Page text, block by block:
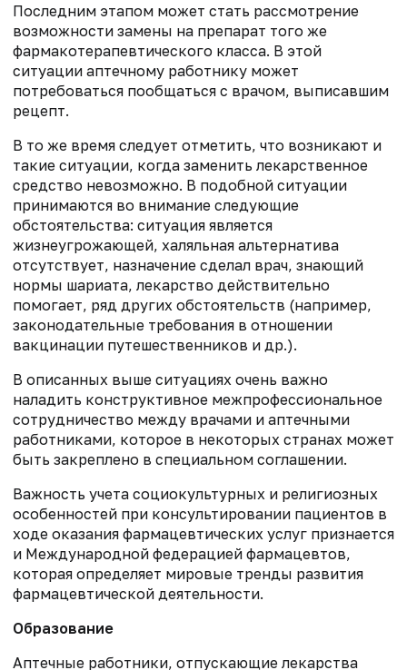
Последним этапом может стать рассмотрение
возможности замены на препарат того же
фармакотерапевтического класса. В этой
ситуации аптечному работнику может
потребоваться пообщаться с врачом, выписавшим
рецепт.
В то же время следует отметить, что возникают и
такие ситуации, когда заменить лекарственное
средство невозможно. В подобной ситуации
принимаются во внимание следующие
обстоятельства: ситуация является
жизнеугрожающей, халяльная альтернатива
отсутствует, назначение сделал врач, знающий
нормы шариата, лекарство действительно
помогает, ряд других обстоятельств (например,
законодательные требования в отношении
вакцинации путешественников и др.).
В описанных выше ситуациях очень важно
наладить конструктивное межпрофессиональное
сотрудничество между врачами и аптечными
работниками, которое в некоторых странах может
быть закреплено в специальном соглашении.
Важность учета социокультурных и религиозных
особенностей при консультировании пациентов в
ходе оказания фармацевтических услуг признается
и Международной федерацией фармацевтов,
которая определяет мировые тренды развития
фармацевтической деятельности.
Образование
Аптечные работники, отпускающие лекарства